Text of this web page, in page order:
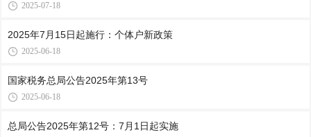
2025-07-18
2025年7月15日起施行：个体户新政策
2025-06-18
国家税务总局公告2025年第13号
2025-06-18
总局公告2025年第12号：7月1日起实施